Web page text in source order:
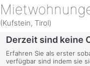
(Kufstein, Tirol)
Derzeit sind keine
Erfahren Sie als erster
verfügbar sind indem sie